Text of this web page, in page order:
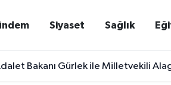
Siyaset Sağlık
Bakanı Gürlek ile Milletvekili